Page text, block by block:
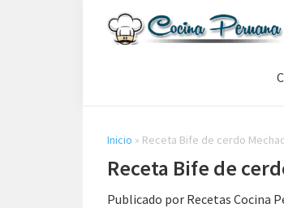
de
Comida
Peruana
Inicio » Receta Bife de cerdo
Receta Bife de
Publicado por Recetas Cocina